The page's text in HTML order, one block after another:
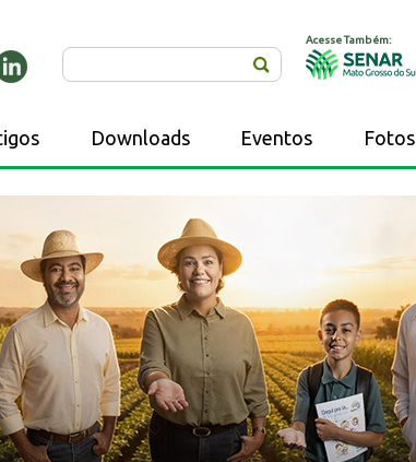
Acesse Também:
Downloads Eventos Fotos